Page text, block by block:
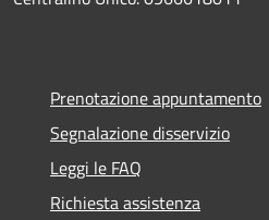
Prenotazione appuntamento
Segnalazione disservizio
Leggi le FAQ
Richiesta assistenza